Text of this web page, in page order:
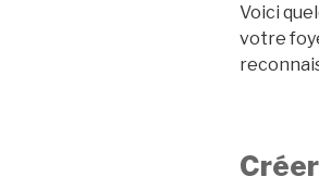
Voici
votre